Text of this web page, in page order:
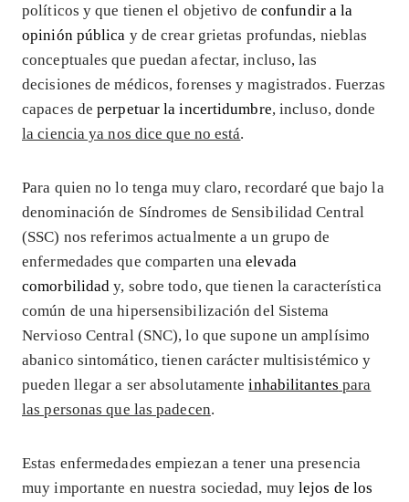
políticos y que tienen el objetivo de confundir a la
opinión pública y de crear grietas profundas, nieblas
conceptuales que puedan afectar, incluso, las
decisiones de médicos, forenses y magistrados. Fuerzas
capaces deperpetuar la incertidumbre, incluso, donde
la ciencia ya nos dice que no está.
Para quien no lo tenga muy claro, recordaré que bajo la
denominación de Síndromes de Sensibilidad Central
(SSC) nos referimos actualmente a un grupo de
enfermedades que comparten unaelevada
comorbilidad y, sobre todo, que tienen la característica
común de una hipersensibilización del Sistema
Nervioso Central (SNC), lo que supone un amplísimo
abanico sintomático, tienen carácter multisistémico y
pueden llegar a ser absolutamenteinhabilitantes para
las personas que las padecen.
Estas enfermedades empiezan a tener una presencia
muy importante en nuestra sociedad, muylejos de los